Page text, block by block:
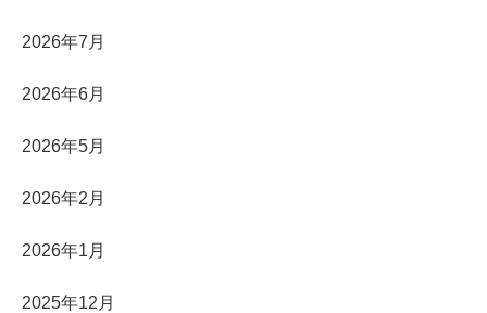
2026年7月
2026年6月
2026年5月
2026年2月
2026年1月
2025年12月